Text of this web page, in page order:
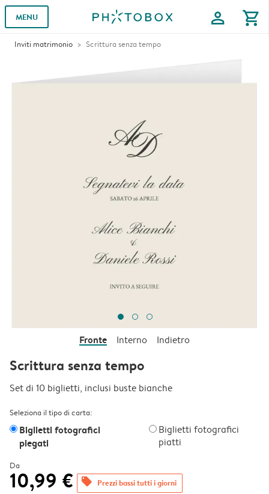
MENU profile shopping_cart
Inviti matrimonio Scrittura senza tempo
Fronte Interno Indietro
Scrittura senza tempo
Set di 10 biglietti, inclusi buste bianche
Seleziona il tipo di carta:
Biglietti fotografici
piegati
Biglietti fotografici
piatti
Da
10,99 € offers Prezzi bassi tutti i giorni